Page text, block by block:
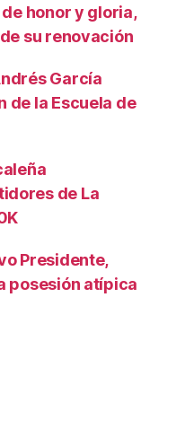
honor y gloria,
su renovación
García
de la Escuela de
de La
Presidente,
posesión atípica